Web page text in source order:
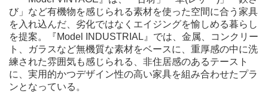
び」など有機物を感じられる素材を使った空間に合う家具
を入れ込んだ、劣化ではなくエイジングを愉しめる暮らし
を提案。『Model INDUSTRIAL』では、金属、コンクリー
ト、ガラスなど無機質な素材をベースに、重厚感の中に洗
練された雰囲気も感じられる、非住居感のあるテースト
に、実用的かつデザイン性の高い家具を組み合わせたプラ
ンとなっている。